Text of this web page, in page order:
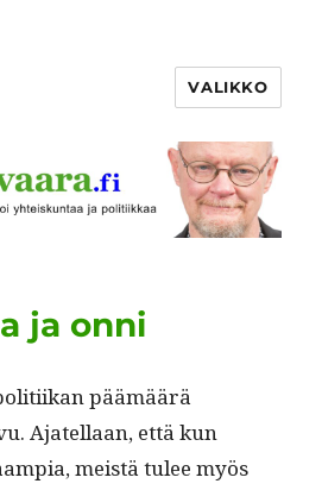
VALIKKO
ja onni
päämäärä
Ajatel­laan, että kun
meistä tulee myös